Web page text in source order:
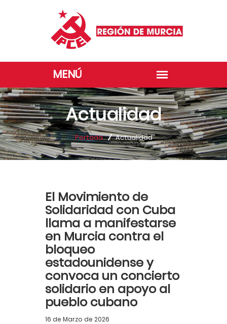
Actualidad
Portada Actualidad
El Movimiento de
Solidaridad con Cuba
llama a manifestarse
en Murcia contra el
bloqueo
estadounidense y
convoca un concierto
solidario en apoyo al
pueblo cubano
16 de Marzo de 2026